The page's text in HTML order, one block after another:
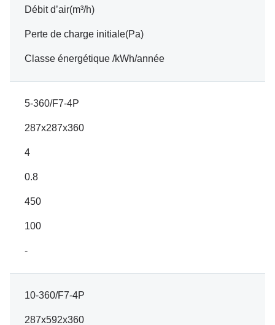
Débit d’air(m³/h)
Perte de charge initiale(Pa)
Classe énergétique /kWh/année
5-360/F7-4P
287x287x360
4
0.8
450
100
-
10-360/F7-4P
287x592x360